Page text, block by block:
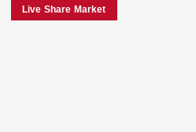
Live Share Market